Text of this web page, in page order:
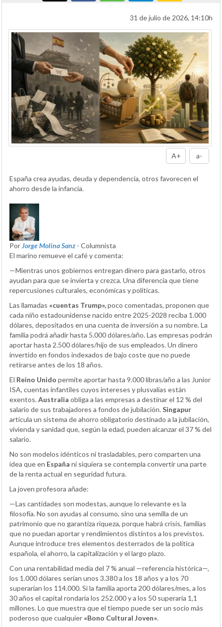
31 de julio de 2026, 14:10h
A+ a-
España crea ayudas, deuda y dependencia, otros favorecen el
ahorro desde la infancia.
PorJorge Molina Sanz - Columnista
El marino remueve el café y comenta:
—Mientras unos gobiernos entregan dinero para gastarlo, otros
ayudan para que se invierta y crezca. Una diferencia que tiene
repercusiones culturales, económicas y políticas.
Las llamadas «cuentas Trump»,poco comentadas, proponen que
cada niño estadounidense nacido entre 2025-2028 reciba 1.000
dólares, depositados en una cuenta de inversión a su nombre. La
familia podrá añadir hasta 5.000 dólares/año. Las empresas podrán
aportar hasta 2.500 dólares/hijo de sus empleados. Un dinero
invertido en fondos indexados de bajo coste que no puede
retirarse antes de los 18 años.
El Reino Unido permite aportar hasta 9.000 libras/año a las Junior
ISA, cuentas infantiles cuyos intereses y plusvalías están
exentos.Australia obliga a las empresas a destinar el 12 % del
salario de sus trabajadores a fondos de jubilación.Singapur
articula un sistema de ahorro obligatorio destinado a la jubilación,
vivienda y sanidad que, según la edad, pueden alcanzar el 37 % del
salario.
No son modelos idénticos ni trasladables, pero comparten una
idea que en España ni siquiera se contempla convertir una parte
de la renta actual en seguridad futura.
La joven profesora añade:
—Las cantidades son modestas, aunque lo relevante es la
filosofía. No son ayudas al consumo, sino una semilla de un
patrimonio que no garantiza riqueza, porque habrá crisis, familias
que no puedan aportar y rendimientos distintos a los previstos.
Aunque introduce tres elementos desterrados de la política
española, el ahorro, la capitalización y el largo plazo.
Con una rentabilidad media del 7 % anual —referencia histórica—,
los 1.000 dólares serían unos 3.380 a los 18 años y a los 70
superarían los 114.000. Si la familia aporta 200 dólares/mes, a los
30 años el capital rondaría los 252.000 y a los 50 superaría 1,1
millones. Lo que muestra que el tiempo puede ser un socio más
poderoso que cualquier «Bono Cultural Joven».